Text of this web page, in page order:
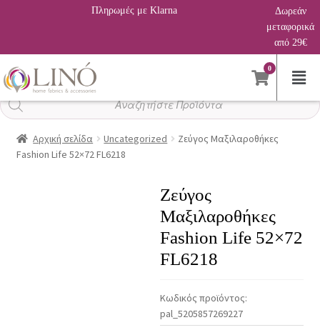
Πληρωμές με Klarna
Δωρεάν
μεταφορικά
από 29€
0
Αναζήτηση
προϊόντων
Αρχική σελίδα Uncategorized
Ζεύγος Μαξιλαροθήκες
Fashion Life 52×72 FL6218
Ζεύγος
Μαξιλαροθήκες
Fashion Life 52×72
FL6218
Κωδικός προϊόντος:
pal_5205857269227